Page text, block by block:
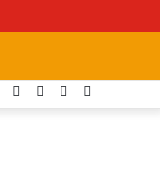
skin
Instagram
YouTube
Twitter
Facebook